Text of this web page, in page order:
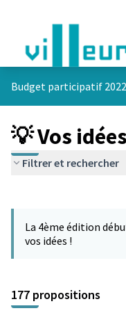
Budget participatif 2022
💡 Vos idées
Filtrer et rechercher
−
La 4ème édition
vos idées !
177 propositions